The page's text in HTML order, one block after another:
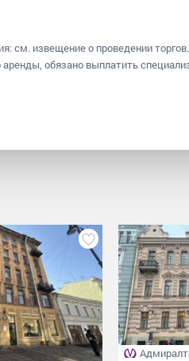
см. извещение о проведении
обязано выплатить